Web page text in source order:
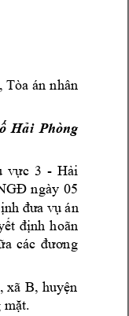
Tòa án nhân
Hải Phòng
  - 
  05

 
 
xã B 
.